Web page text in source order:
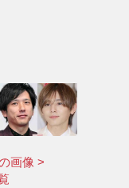
画像 >